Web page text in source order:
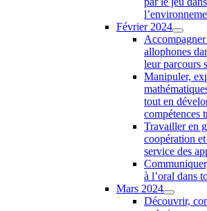
Février 2024
allophones
leur parcours
Manipuler,
tout en
compétences
Travailler en
coopération
service des
à l’oral dans
Mars 2024
Découvrir,